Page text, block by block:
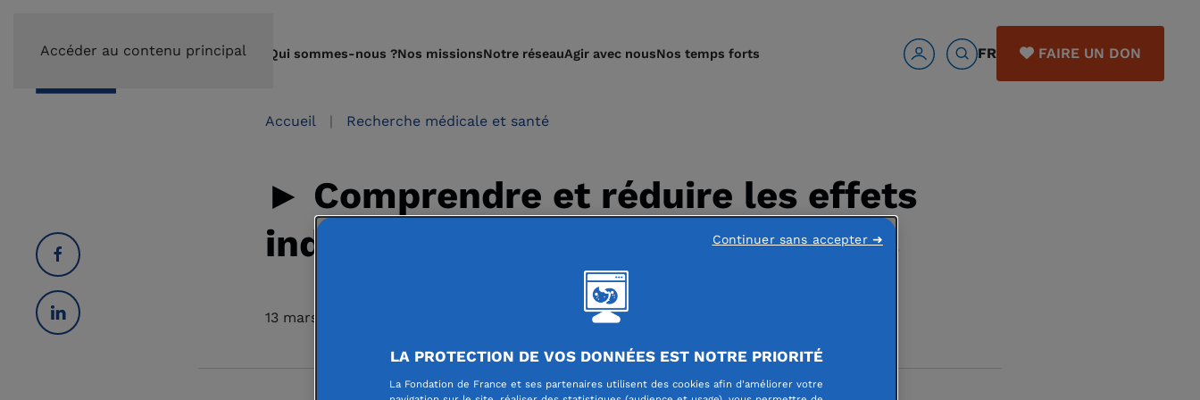
Accéder au contenu principal Qui sommes-nous ?Nos missionsNotre réseauAgir avec nousNos temps forts FR FAIRE UN DON
Accueil Recherche médicale et santé
► Comprendre et réduire les effets
indésirables des immunothérapies
13 mars 2025
LA PROTECTION DE VOS DONNÉES EST NOTRE PRIORITÉ
La Fondation de France et ses partenaires utilisent des cookies afin d'améliorer votre
Continuer sans accepter ➜